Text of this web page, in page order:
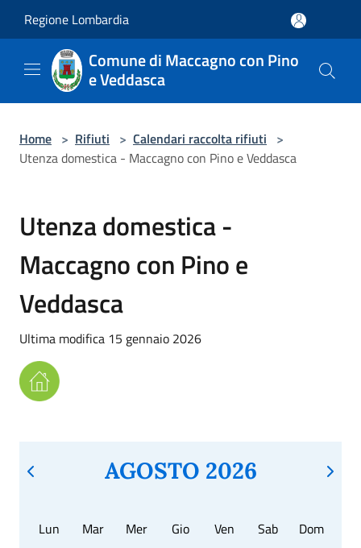
Regione Lombardia
Comune di Maccagno con Pino
e Veddasca
Home > Rifiuti > Calendari raccolta rifiuti >
Utenza domestica - Maccagno con Pino e Veddasca
Utenza domestica -
Maccagno con Pino e
Veddasca
Ultima modifica 15 gennaio 2026
AGOSTO 2026
Lun Mar Mer Gio Ven Sab Dom